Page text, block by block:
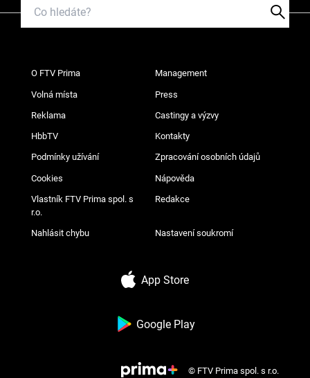
O FTV Prima Management
Volná místa Press
Reklama Castingy a výzvy
HbbTV Kontakty
Podmínky užívání Zpracování osobních údajů
Cookies Nápověda
Vlastník FTV Prima spol. s
r.o.
Redakce
Nahlásit chybu Nastavení soukromí
App Store
Google Play
© FTV Prima spol. s r.o.